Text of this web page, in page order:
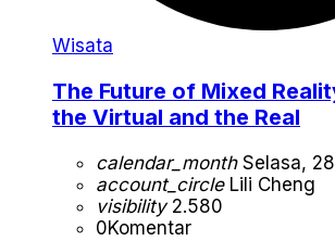
Wisata
The Future of Mixed
the Virtual and the Real
calendar_monthSelasa,
account_circleLili Cheng
visibility2.580
0Komentar